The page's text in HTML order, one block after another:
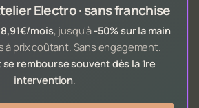
Electro · sans franchise
8,91€/mois, jusqu'à -50% sur la main
à prix coûtant. Sans engagement.
rembourse souvent dès la 1re
intervention